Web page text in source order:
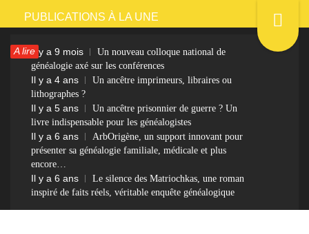
Passer
contenu
PUBLICATIONS À LA UNE
A lireIl y a 9 mois
Un nouveau colloque national de
généalogie axé sur les conférences
Il y a 4 ans
Un ancêtre imprimeurs, libraires ou
lithographes ?
Il y a 5 ans
Un ancêtre prisonnier de guerre ? Un
livre indispensable pour les généalogistes
Il y a 6 ans
ArbOrigène, un support innovant pour
présenter sa généalogie familiale, médicale et plus
encore…
Il y a 6 ans
Le silence des Matriochkas, une roman
inspiré de faits réels, véritable enquête généalogique